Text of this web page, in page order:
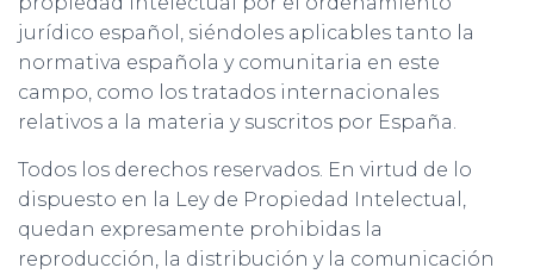
jurídico español, siéndoles aplicables tanto la
normativa española y comunitaria en este
campo, como los tratados internacionales
relativos a la materia y suscritos por España.
Todos los derechos reservados. En virtud de lo
dispuesto en la Ley de Propiedad Intelectual,
quedan expresamente prohibidas la
reproducción, la distribución y la comunicación